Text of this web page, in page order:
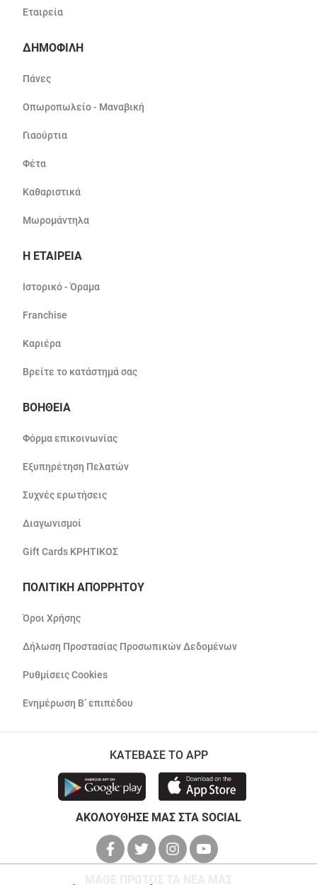
Εταιρεία
ΔΗΜΟΦΙΛΗ
Πάνες
Οπωροπωλείο - Μαναβική
Γιαούρτια
Φέτα
Καθαριστικά
Μωρομάντηλα
Η ΕΤΑΙΡΕΙΑ
Ιστορικό - Όραμα
Franchise
Καριέρα
Βρείτε το κατάστημά σας
ΒΟΗΘΕΙΑ
Φόρμα επικοινωνίας
Εξυπηρέτηση Πελατών
Συχνές ερωτήσεις
Διαγωνισμοί
Gift Cards ΚΡΗΤΙΚΟΣ
ΠΟΛΙΤΙΚΗ ΑΠΟΡΡΗΤΟΥ
Όροι Χρήσης
Δήλωση Προστασίας Προσωπικών Δεδομένων
Ρυθμίσεις Cookies
Ενημέρωση Β’ επιπέδου
ΚΑΤΕΒΑΣΕ ΤΟ APP
ΑΚΟΛΟΥΘΗΣΕ ΜΑΣ ΣΤΑ SOCIAL